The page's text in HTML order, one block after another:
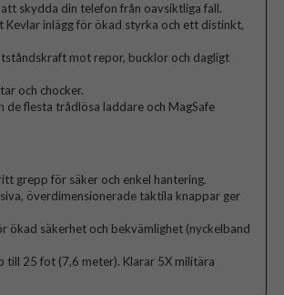
skydda din telefon från oavsiktliga fall.
Kevlar inlägg för ökad styrka och ett distinkt,
mot repor, bucklor och dagligt
och chocker.
de flesta trådlösa laddare och MagSafe
grepp för säker och enkel hantering.
överdimensionerade taktila knappar ger
ökad säkerhet och bekvämlighet (nyckelband
25 fot (7,6 meter). Klarar 5X militära